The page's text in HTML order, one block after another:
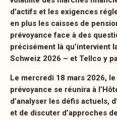
d’actifs et les exigences
en plus les caisses de
prévoyance face à des
précisément là qu’intervient
Schweiz 2026 – et Tellco y
Le mercredi 18 mars 2026,
prévoyance se réunira à
d’analyser les défis actuels,
et de discuter d’approches